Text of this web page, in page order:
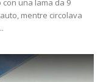
una lama da 9
mentre circolava